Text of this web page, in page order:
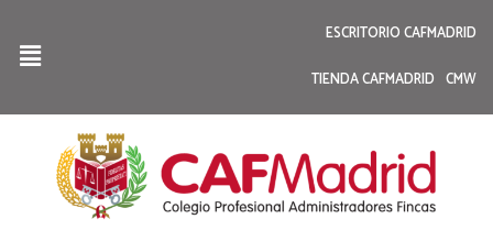
ESCRITORIO CAFMADRID
TIENDA CAFMADRID CMW